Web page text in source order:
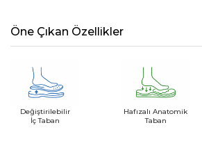
Öne Çıkan Özellikler
Değiştirilebilir
İç Taban
Hafızalı Anatomik
Taban